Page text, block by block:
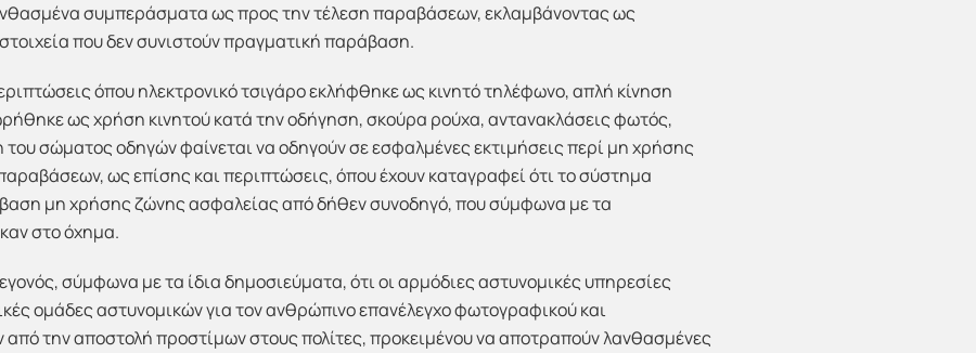
συμπεράσματα ως προς την τέλεση παραβάσεων, εκλαμβάνοντας ως
που δεν συνιστούν πραγματική παράβαση.
όπου ηλεκτρονικό τσιγάρο εκλήφθηκε ως κινητό τηλέφωνο, απλή κίνηση
ως χρήση κινητού κατά την οδήγηση, σκούρα ρούχα, αντανακλάσεις φωτός,
σώματος οδηγών φαίνεται να οδηγούν σε εσφαλμένες εκτιμήσεις περί μη χρήσης
ως επίσης και περιπτώσεις, όπου έχουν καταγραφεί ότι το σύστημα
μη χρήσης ζώνης ασφαλείας από δήθεν συνοδηγό, που σύμφωνα με τα
στο όχημα.
σύμφωνα με τα ίδια δημοσιεύματα, ότι οι αρμόδιες αστυνομικές υπηρεσίες
ομάδες αστυνομικών για τον ανθρώπινο επανέλεγχο φωτογραφικού και
από την αποστολή προστίμων στους πολίτες, προκειμένου να αποτραπούν λανθασμένες